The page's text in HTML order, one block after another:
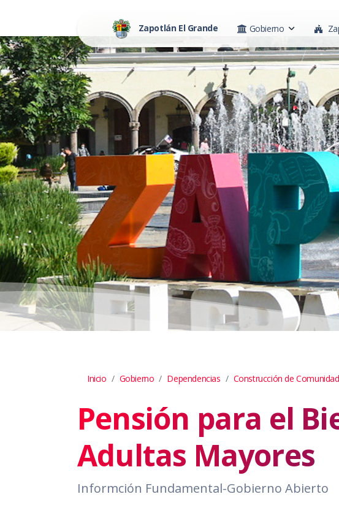
Zapotlán El Grande Gobierno
Inicio Gobierno Dependencias Construcción de Comunidad
Pensión para el
Adultas Mayores
Informción Fundamental-Gobierno Abierto